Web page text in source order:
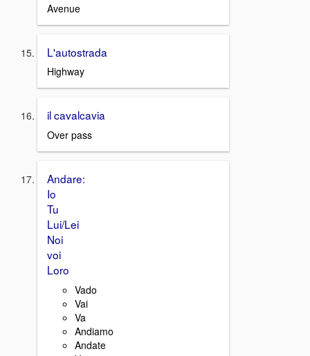
Avenue
L'autostrada
Highway
il cavalcavia
Over pass
Andare:
Io
Tu
Lui/Lei
Noi
voi
Loro
Vado
Vai
Va
Andiamo
Andate